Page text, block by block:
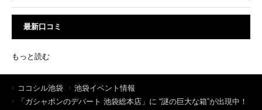
最新口コミ
もっと読む
ココシル池袋
池袋イベント情報
「ガシャポンのデパート 池袋総本店」に “謎の巨大な箱”が出現中！